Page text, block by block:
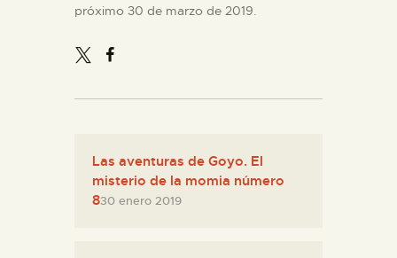
próximo 30 de marzo de 2019.
Las aventuras de Goyo. El
misterio de la momia número
830 enero 2019